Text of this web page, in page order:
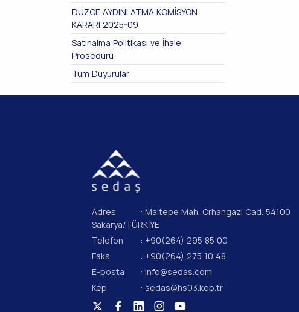
DÜZCE AYDINLATMA KOMİSYON
KARARI 2025-09
Satınalma Politikası ve İhale
Prosedürü
Tüm Duyurular
Adres
: Maltepe Mah. Orhangazi Cad. 54100
Sakarya/TÜRKİYE
Telefon
: +90(264) 295 85 00
Faks
: +90(264) 275 10 48
E-posta
: info@sedas.com
Kep
: sedas@hs03.kep.tr